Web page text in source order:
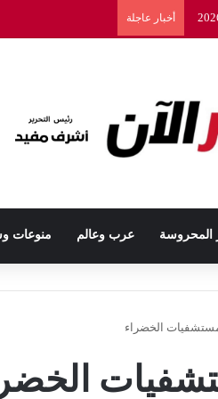
أخبار عاجلة
المحروسة عرب وعالم منوعات
الخضراء